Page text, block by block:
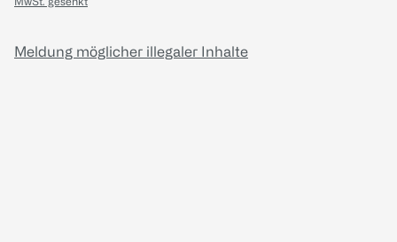
Meldung möglicher illegaler Inhalte